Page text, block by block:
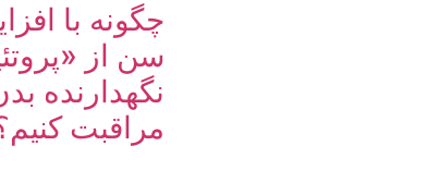
چگونه با
سن از
نگهدارنده
مراقبت